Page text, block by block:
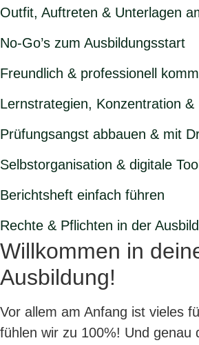
Outfit, Auftreten & Unterlagen
No-Go’s zum Ausbildungsstart
Freundlich & professionell
Lernstrategien, Konzentration &
Prüfungsangst abbauen & mit
Selbstorganisation & digitale
Berichtsheft einfach führen
Rechte & Pflichten in der
Willkommen in
Ausbildung!
Vor allem am Anfang ist vieles
fühlen wir zu 100%! Und genau